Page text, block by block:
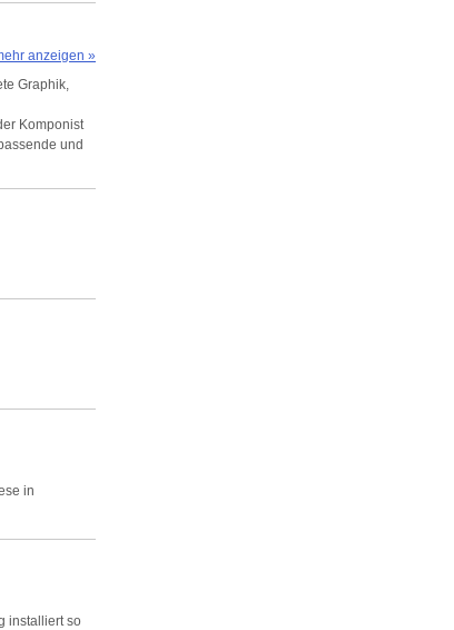
Graphik,
Komponist
und
anzeigen »
in
installiert so